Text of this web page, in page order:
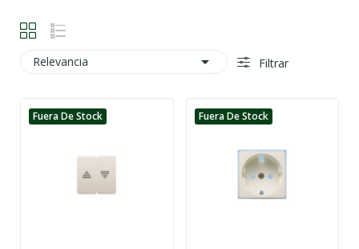
Relevancia  Filtrar
Fuera De Stock Fuera De Stock